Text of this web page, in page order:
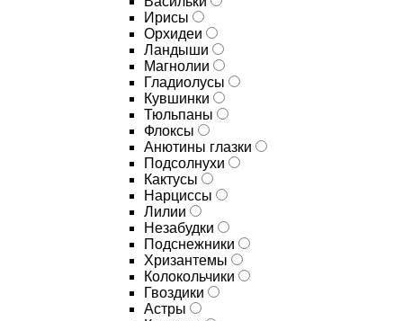
Ирисы
Орхидеи
Ландыши
Магнолии
Гладиолусы
Кувшинки
Тюльпаны
Флоксы
Анютины глазки
Подсолнухи
Кактусы
Нарциссы
Лилии
Незабудки
Подснежники
Хризантемы
Колокольчики
Гвоздики
Астры